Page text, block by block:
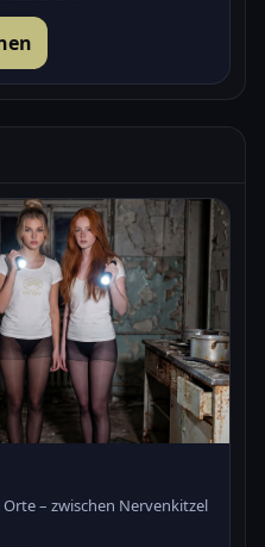
– zwischen Nervenkitzel